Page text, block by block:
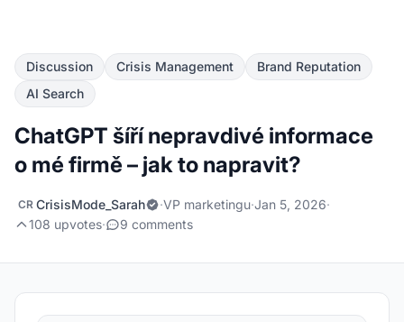
Discussion Crisis Management
Brand Reputation
AI Search
ChatGPT šíří nepravdivé informace
o mé firmě – jak to napravit?
CR CrisisMode_Sarah ·VP marketingu·Jan 5, 2026·
108 upvotes· 9 comments